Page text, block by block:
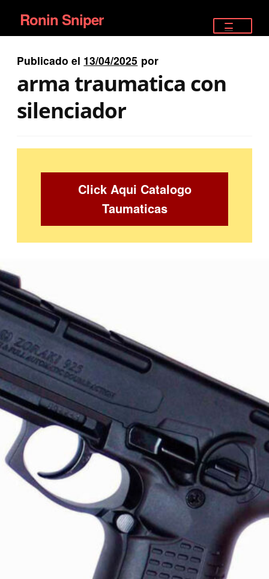
Ir
a
la
navegación
Ir
al
contenido
Ronin Sniper
PISTOLAS
Publicado el 13/04/2025 por
arma traumatica con
silenciador
Click Aqui Catalogo
Taumaticas